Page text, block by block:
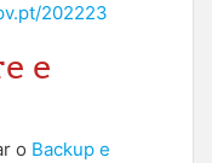
202223
e
o Backup e